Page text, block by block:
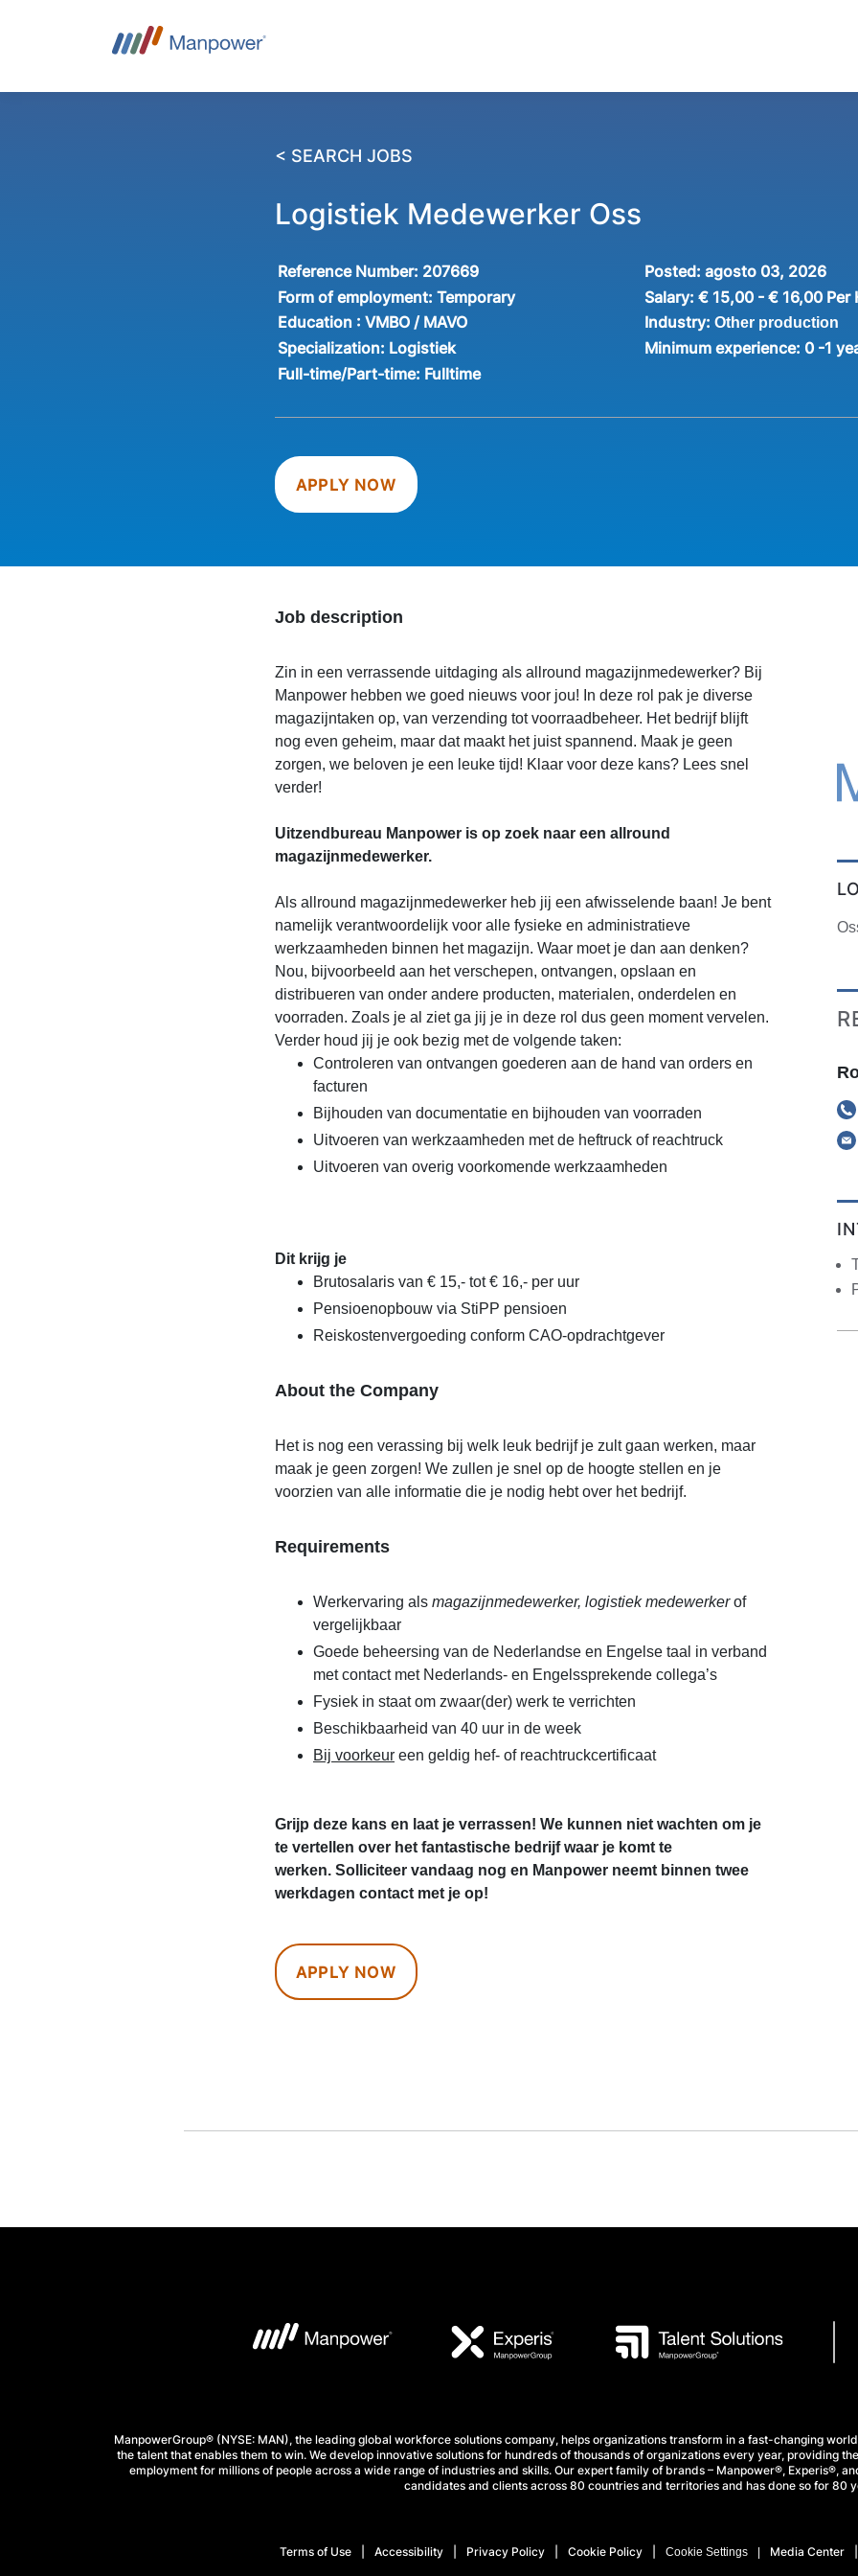
< SEARCH JOBS
Logistiek Medewerker Oss
Reference Number: 207669 Posted: agosto 03, 2026
Form of employment:Temporary Salary: € 15,00 - € 16,00 Per
Education : VMBO / MAVO Industry: Other production
Specialization: Logistiek Minimum experience: 0 -1
Full-time/Part-time: Fulltime
APPLY NOW
Job description
Zin in een verrassende uitdaging als allround magazijnmedewerker? Bij
Manpower hebben we goed nieuws voor jou! In deze rol pak je diverse
magazijntaken op, van verzending tot voorraadbeheer. Het bedrijf blijft
nog even geheim, maar dat maakt het juist spannend. Maak je geen
zorgen, we beloven je een leuke tijd! Klaar voor deze kans? Lees snel
verder!
Uitzendbureau Manpower is op zoek naar een allround
magazijnmedewerker.
Als allround magazijnmedewerker heb jij een afwisselende baan! Je bent
namelijk verantwoordelijk voor alle fysieke en administratieve
werkzaamheden binnen het magazijn. Waar moet je dan aan denken?
Nou, bijvoorbeeld aan het verschepen, ontvangen, opslaan en
distribueren van onder andere producten, materialen, onderdelen en
voorraden. Zoals je al ziet ga jij je in deze rol dus geen moment vervelen.
Verder houd jij je ook bezig met de volgende taken:
Controleren van ontvangen goederen aan de hand van orders en
facturen
Bijhouden van documentatie en bijhouden van voorraden
Uitvoeren van werkzaamheden met de heftruck of reachtruck
Uitvoeren van overig voorkomende werkzaamheden
Dit krijg je
Brutosalaris van € 15,- tot € 16,- per uur
Pensioenopbouw via StiPP pensioen
Reiskostenvergoeding conform CAO-opdrachtgever
About the Company
Het is nog een verassing bij welk leuk bedrijf je zult gaan werken, maar
maak je geen zorgen! We zullen je snel op de hoogte stellen en je
voorzien van alle informatie die je nodig hebt over het bedrijf.
Requirements
Werkervaring als magazijnmedewerker, logistiek medewerkerof
vergelijkbaar
Goede beheersing van de Nederlandse en Engelse taal in verband
met contact met Nederlands- en Engelssprekende collega’s
Fysiek in staat om zwaar(der) werk te verrichten
Beschikbaarheid van 40 uur in de week
Bij voorkeureen geldig hef- of reachtruckcertificaat
Grijp deze kans en laat je verrassen! We kunnen niet wachten om je
te vertellen over het fantastische bedrijf waar je komt te
werken. Solliciteer vandaag nog en Manpower neemt binnen twee
werkdagen contact met je op!
APPLY NOW
ManpowerGroup® (NYSE: MAN), the leading global workforce solutions company, helps organizations transform in a fast-changing
the talent that enables them to win. We develop innovative solutions for hundreds of thousands of organizations every year, providing
employment for millions of people across a wide range of industries and skills. Our expert family of brands – Manpower®, Experis®,
candidates and clients across 80 countries and territories and has done so for 80
Terms of Use Accessibility Privacy Policy Cookie Policy Cookie Settings Media Center